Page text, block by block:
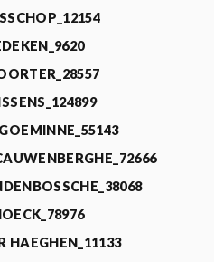
HAEGHEN_11133